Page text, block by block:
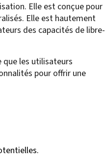
Elle est conçue pour
Elle est hautement
des capacités de libre-
que les utilisateurs
pour offrir une